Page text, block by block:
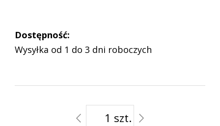
Dostępność:
Wysyłka od 1 do 3 dni roboczych
szt.